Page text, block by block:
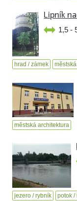
Lipník
1,5 -
hrad / zámek
městská architektura
jezero / rybník potok /